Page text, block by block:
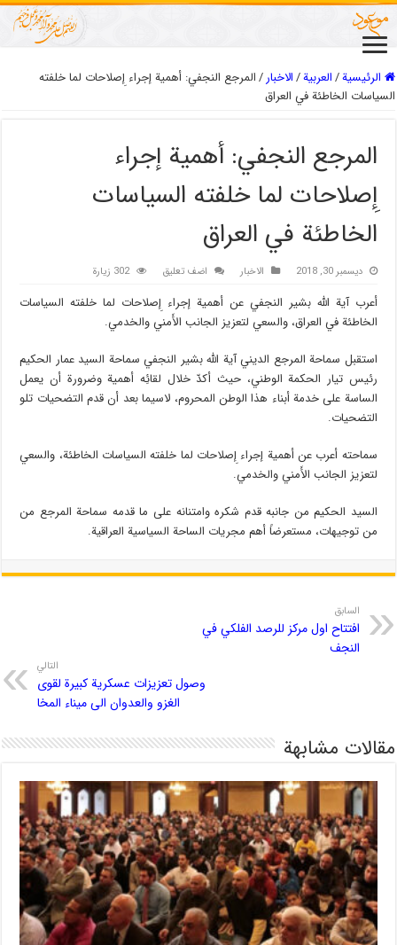
الرئيسية/العربیة/الاخبار/المرجع النجفي: أهمية إجراء إِصلاحات لما خلفته
السياسات الخاطئة في العراق
المرجع النجفي: أهمية إجراء
إِصلاحات لما خلفته السياسات
الخاطئة في العراق
ديسمبر 30, 2018 الاخبار اضف تعليق 302 زيارة
أعرب آية الله بشير النجفي عن أهمية إجراء إِصلاحات لما خلفته السياسات
الخاطئة في العراق، والسعي لتعزيز الجانب الأَمني والخدمي.
استقبل سماحة المرجع الديني آية الله بشير النجفي سماحة السيد عمار الحكيم
رئيس تيار الحكمة الوطني، حيث أكدّ خلال لقائِه أهمية وضرورة أن يعمل
الساسة على خدمة أبناء هذا الوطن المحروم، لاسيما بعد أن قدم التضحيات تلو
التضحيات.
سماحته أعرب عن أهمية إجراء إِصلاحات لما خلفته السياسات الخاطئة، والسعي
لتعزيز الجانب الأَمني والخدمي.
السيد الحكيم من جانبه قدم شكره وامتنانه على ما قدمه سماحة المرجع من
من توجيهات، مستعرضاً أهم مجريات الساحة السياسية العراقية.
السابق
افتتاح اول مركز للرصد الفلكي في
النجف
التالي
وصول تعزيزات عسكرية كبيرة لقوى
الغزو والعدوان الى ميناء المخا
مقالات مشابهة